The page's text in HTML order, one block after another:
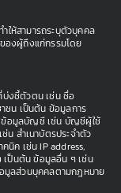
ให้สามารถระบุตัวบุคคล
องผู้ถึงแก่กรรมโดย
บ่งชี้ตัวตน เช่น ชื่อ
ชน เป็นต้น ข้อมูลการ
ข้อมูลบัญชี เช่น บัญชีผู้ใช้
น สำเนาบัตรประจำตัว
นิค เช่น IP address,
เป็นต้น ข้อมูลอื่น ๆ เช่น
มูลส่วนบุคคลตามกฎหมาย